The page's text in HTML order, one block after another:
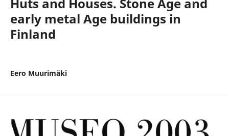
early metal Age buildings in
Finland
Eero Muurimäki